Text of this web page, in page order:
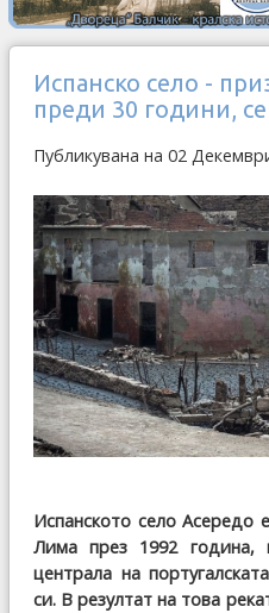
Испанско село -
преди 30 години,
Публикувана на 02
Испанското село Асередо
Лима през 1992 година,
централа на
си. В резултат на това